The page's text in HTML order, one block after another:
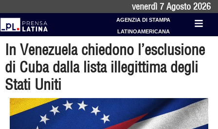
venerdì 7 Agosto 2026
AGENZIA DI STAMPA
LATINOAMERICANA
In Venezuela chiedono l’esclusione
di Cuba dalla lista illegittima degli
Stati Uniti